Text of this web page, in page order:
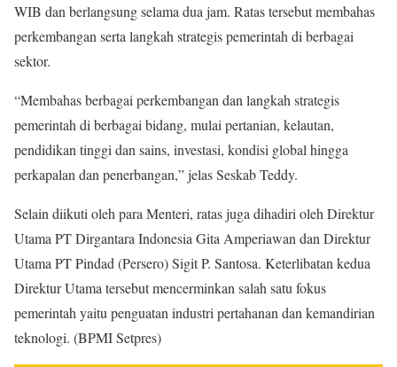
WIB dan berlangsung selama dua jam. Ratas tersebut membahas
perkembangan serta langkah strategis pemerintah di berbagai
sektor.
“Membahas berbagai perkembangan dan langkah strategis
pemerintah di berbagai bidang, mulai pertanian, kelautan,
pendidikan tinggi dan sains, investasi, kondisi global hingga
perkapalan dan penerbangan,” jelas Seskab Teddy.
Selain diikuti oleh para Menteri, ratas juga dihadiri oleh Direktur
Utama PT Dirgantara Indonesia Gita Amperiawan dan Direktur
Utama PT Pindad (Persero) Sigit P. Santosa. Keterlibatan kedua
Direktur Utama tersebut mencerminkan salah satu fokus
pemerintah yaitu penguatan industri pertahanan dan kemandirian
teknologi. (BPMI Setpres)